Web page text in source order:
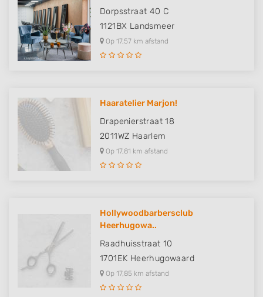
Dorpsstraat 40 C
1121BX Landsmeer
Op 17,57 km afstand
Haaratelier Marjon!
Drapenierstraat 18
2011WZ Haarlem
Op 17,81 km afstand
Hollywoodbarbersclub
Heerhugowa..
Raadhuisstraat 10
1701EK Heerhugowaard
Op 17,85 km afstand